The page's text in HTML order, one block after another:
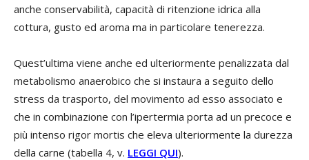
anche conservabilità, capacità di ritenzione idrica alla
cottura, gusto ed aroma ma in particolare tenerezza.
Quest’ultima viene anche ed ulteriormente penalizzata dal
metabolismo anaerobico che si instaura a seguito dello
stress da trasporto, del movimento ad esso associato e
che in combinazione con l’ipertermia porta ad un precoce e
più intenso rigor mortis che eleva ulteriormente la durezza
della carne (tabella 4, v. LEGGI QUI).